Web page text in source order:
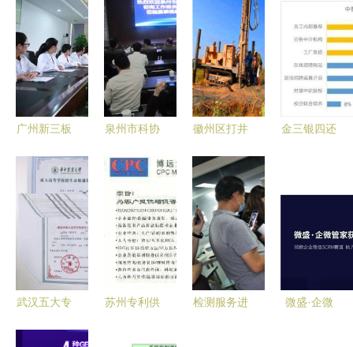
广州新三板
路演安信证
券专场29日
启幕——聚
焦企业技术
咨询，赋能
创新生态
泉州市科协
作委员会组
织委员深入
企业开展技
术咨询服务
徽州区打井
实效引领，
企业技术咨
询的关键策
略
金三银四还
半年员工流
业技术咨询
武汉五大专
苏州专利供
检测服务进
微盛·企微